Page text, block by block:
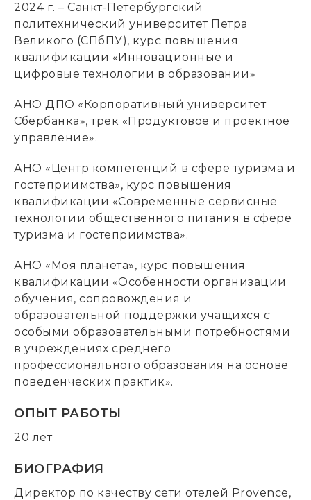
2024 г. – Санкт-Петербургский
политехнический университет Петра
Великого (СПбПУ), курс повышения
квалификации «Инновационные и
цифровые технологии в образовании»
АНО ДПО «Корпоративный университет
Сбербанка», трек «Продуктовое и проектное
управление».
АНО «Центр компетенций в сфере туризма и
гостеприимства», курс повышения
квалификации «Современные сервисные
технологии общественного питания в сфере
туризма и гостеприимства».
АНО «Моя планета», курс повышения
квалификации «Особенности организации
обучения, сопровождения и
образовательной поддержки учащихся с
особыми образовательными потребностями
в учреждениях среднего
профессионального образования на основе
поведенческих практик».
ОПЫТ РАБОТЫ
20 лет
БИОГРАФИЯ
Директор по качеству сети отелей Provence,